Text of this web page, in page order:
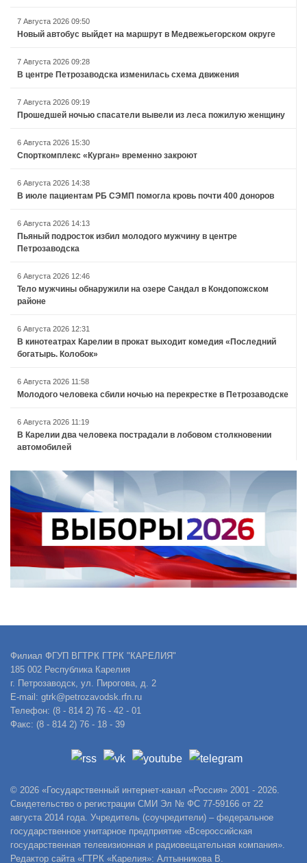
7 Августа 2026 09:50
Новый автобус выйдет на маршрут в Медвежьегорском округе
7 Августа 2026 09:28
В центре Петрозаводска изменилась схема движения
7 Августа 2026 09:19
Прошедшей ночью спасатели вывели из леса пожилую женщину
6 Августа 2026 15:30
Спорткомплекс «Курган» временно закроют
6 Августа 2026 14:38
В июле пациентам РБ СЭМП помогла кровь почти 400 доноров
6 Августа 2026 14:13
Пьяный подросток избил молодого мужчину в центре
Петрозаводска
6 Августа 2026 12:46
Тело мужчины обнаружили на озере Сандал в Кондопожском
районе
6 Августа 2026 12:31
В кинотеатрах Карелии в прокат выходит комедия «Последний
богатырь. Колобок»
6 Августа 2026 11:58
Молодого человека сбили ночью на перекрестке в Петрозаводске
6 Августа 2026 11:19
В Карелии два человека пострадали в лобовом столкновении
автомобилей
Филиал ФГУП ВГТРК ГТРК "КАРЕЛИЯ"
185 002 Республика Карелия
г. Петрозаводск, ул. Пирогова, д. 2
E-mail: gtrk@petrozavodsk.rfn.ru
Телефон: (8 - 814 2) 76 - 42 - 01
Факс: (8 - 814 2) 76 - 18 - 39
© 2026 «Государственный интернет-канал «Россия» 2001 - 2026.
Свидетельство о регистрации СМИ Эл № ФС 77-59166 от 22
августа 2014 года. Учредитель (соучредители) – федеральное
государственное унитарное предприятие «Всероссийская
государственная телевизионная и радиовещательная компания».
Редактор сайта «ГТРК «Карелия»: Алтынникова В.